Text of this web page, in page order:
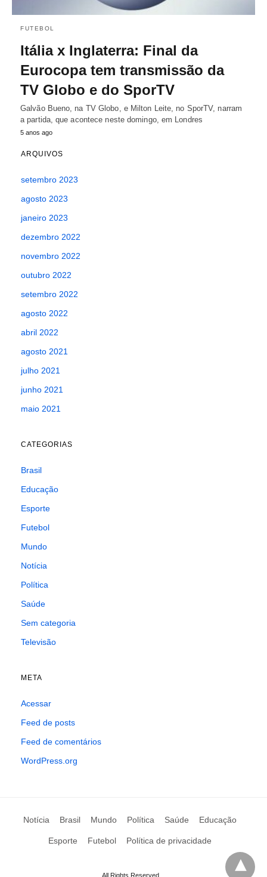
FUTEBOL
Itália x Inglaterra: Final da
Eurocopa tem transmissão da
TV Globo e do SporTV
Galvão Bueno, na TV Globo, e Milton Leite, no SporTV, narram
a partida, que acontece neste domingo, em Londres
5 anos ago
ARQUIVOS
setembro 2023
agosto 2023
janeiro 2023
dezembro 2022
novembro 2022
outubro 2022
setembro 2022
agosto 2022
abril 2022
agosto 2021
julho 2021
junho 2021
maio 2021
CATEGORIAS
Brasil
Educação
Esporte
Futebol
Mundo
Notícia
Política
Saúde
Sem categoria
Televisão
META
Acessar
Feed de posts
Feed de comentários
WordPress.org
Notícia Brasil Mundo Política Saúde Educação
Esporte Futebol Política de privacidade
All Rights Reserved